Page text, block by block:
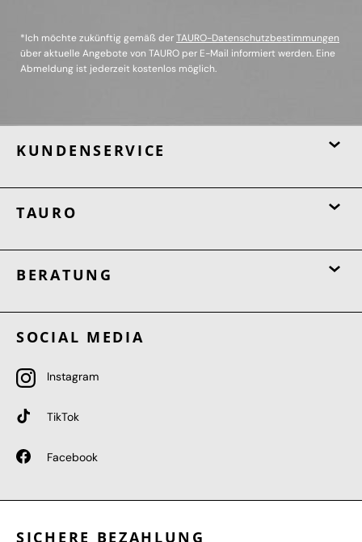
*Ich möchte zukünftig gemäß derTAURO-Datenschutzbestimmungen
über aktuelle Angebote von TAURO per E-Mail informiert werden. Eine
Abmeldung ist jederzeit kostenlos möglich.
KUNDENSERVICE
TAURO
BERATUNG
SOCIAL MEDIA
Instagram
TikTok
Facebook
SICHERE BEZAHLUNG